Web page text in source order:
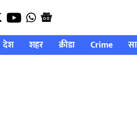
देश शहर क्रीडा Crime